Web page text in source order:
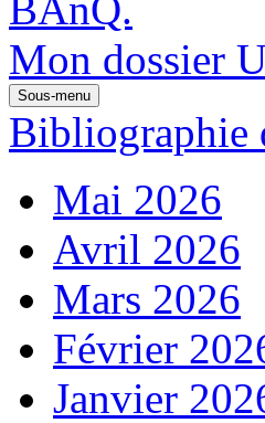
Mon dossier
Sous-menu
Bibliographie
Mai 2026
Avril 2026
Mars 2026
Février
Janvier